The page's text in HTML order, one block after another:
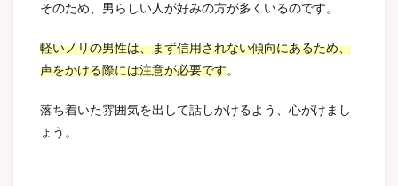
そのため、男らしい人が好みの方が多くいるのです。
軽いノリの男性は、まず信用されない傾向にあるため、
声をかける際には注意が必要です。
落ち着いた雰囲気を出して話しかけるよう、心がけまし
ょう。